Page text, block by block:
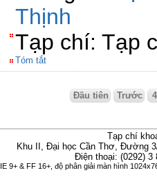
Thịnh
Tạp chí: Tạp
Tóm tắt
Đầu tiên Trước 4
Tạp chí
Khu II, Đại học Cần Thơ, Đường
Điện thoại: (0292)
9+ & FF 16+, độ phân giải màn hình